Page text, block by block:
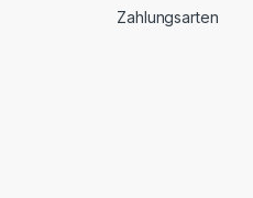
Zahlungsarten